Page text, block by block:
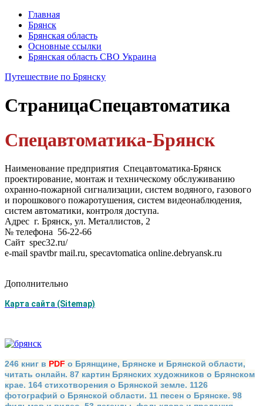
Главная
Брянск
Брянская область
Основные ссылки
Брянская область СВО Украина
Путешествие по Брянску
СтраницаСпецавтоматика
Спецавтоматика-Брянск
Наименование предприятия Спецавтоматика-Брянск
проектирование, монтаж и техническому обслуживанию
охранно-пожарной сигнализации, систем водяного, газового
и порошкового пожаротушения, систем видеонаблюдения,
систем автоматики, контроля доступа.
Адрес г. Брянск, ул. Металлистов, 2
№ телефона 56-22-66
Сайт spec32.ru/
e-mail spavtbr mail.ru, specavtomatica online.debryansk.ru
Дополнительно
Карта сайта (Sitemap)
246 книг в PDF о Брянщине, Брянске и Брянской области,
читать онлайн. 87 картин Брянских художников о Брянском
крае. 164 стихотворения о Брянской земле. 1126
фотографий о Брянской области. 11 песен о Брянске. 98